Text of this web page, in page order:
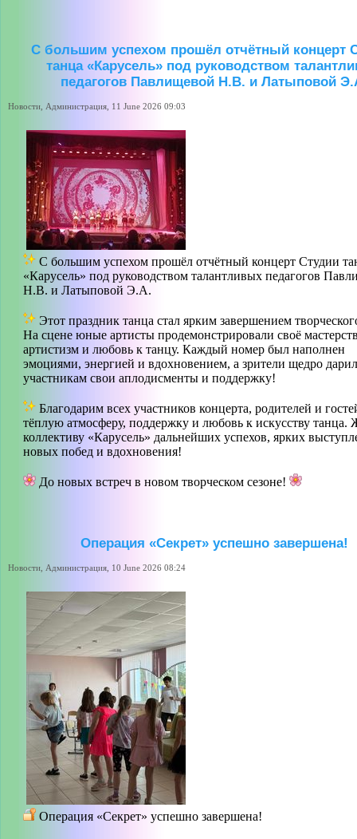
С большим успехом прошёл отчётный концерт
танца «Карусель» под руководством
педагогов Павлищевой Н.В. и Латыповой
Новости, Администрация, 11 June 2026 09:03
С большим успехом прошёл отчётный концерт Студии
«Карусель» под руководством талантливых педагогов
Н.В. и Латыповой Э.А.
Этот праздник танца стал ярким завершением
На сцене юные артисты продемонстрировали своё
артистизм и любовь к танцу. Каждый номер был наполнен
эмоциями, энергией и вдохновением, а зрители щедро
участникам свои аплодисменты и поддержку!
Благодарим всех участников концерта, родителей и
тёплую атмосферу, поддержку и любовь к искусству танца.
коллективу «Карусель» дальнейших успехов, ярких
новых побед и вдохновения!
До новых встреч в новом творческом сезоне!
Операция «Секрет» успешно завершена!
Новости, Администрация, 10 June 2026 08:24
Операция «Секрет» успешно завершена!